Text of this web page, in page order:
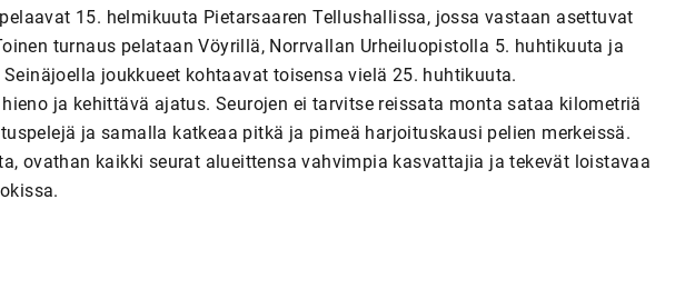
15. helmikuuta Pietarsaaren Tellushallissa, jossa vastaan asettuvat
turnaus pelataan Vöyrillä, Norrvallan Urheiluopistolla 5. huhtikuuta ja
joukkueet kohtaavat toisensa vielä 25. huhtikuuta.
ja kehittävä ajatus. Seurojen ei tarvitse reissata monta sataa kilometriä
ja samalla katkeaa pitkä ja pimeä harjoituskausi pelien merkeissä.
ovathan kaikki seurat alueittensa vahvimpia kasvattajia ja tekevät loistavaa